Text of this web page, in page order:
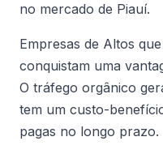
no mercado de Piauí.
Empresas de Altos
conquistam uma
O tráfego orgânico
tem um custo-
pagas no longo prazo.